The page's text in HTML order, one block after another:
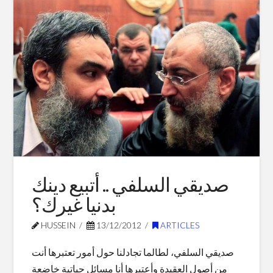
Photography
Blog Posts
صديقي السلفي .. أتبيع دينك
بدنيا غيرك؟
HUSSEIN 13/12/2012 ARTICLES
صديقي السلفي، لطالما تجادلنا حول أمور تعتبرها أنت
من أصول العقيدة وأعتبرها أنا مسائل حياتية خاضعة